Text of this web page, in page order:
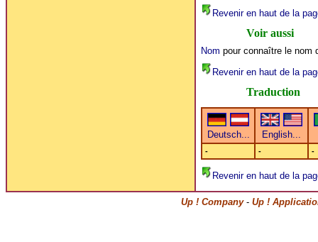
Revenir en haut de la
Voir aussi
Nom pour connaître le nom
Revenir en haut de la
Traduction
- - -
Revenir en haut de la
Up ! Company- Up !